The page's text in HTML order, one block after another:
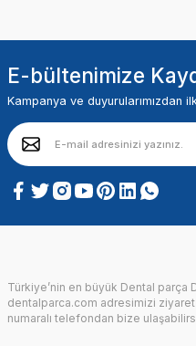
E-bültenimize
Kampanya ve duyurularımızdan
Türkiye’nin en büyük Dental parça
dentalparca.com adresimizi
numaralı telefondan bize